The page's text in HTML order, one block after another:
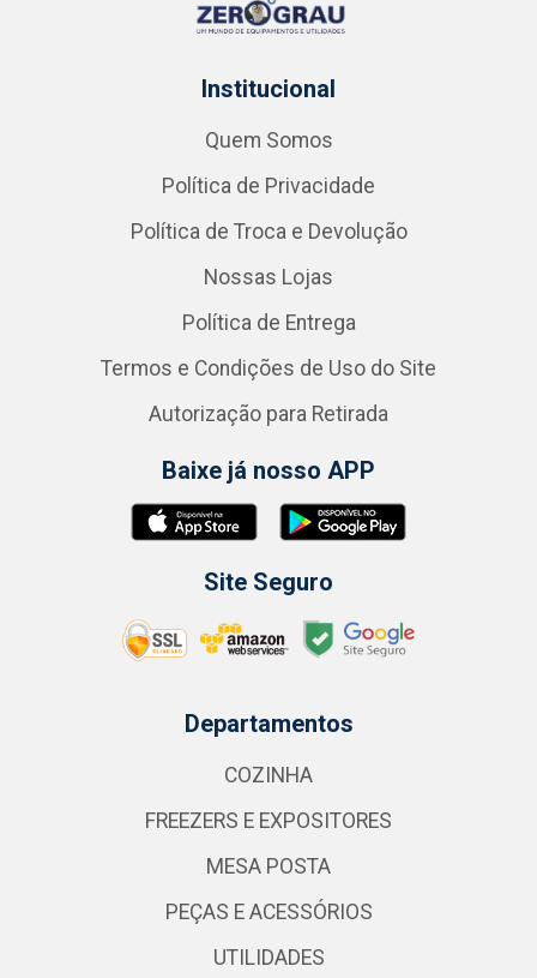
Institucional
Quem Somos
Política de Privacidade
Política de Troca e Devolução
Nossas Lojas
Política de Entrega
Termos e Condições de Uso do Site
Autorização para Retirada
Baixe já nosso APP
Site Seguro
Departamentos
COZINHA
FREEZERS E EXPOSITORES
MESA POSTA
PEÇAS E ACESSÓRIOS
UTILIDADES